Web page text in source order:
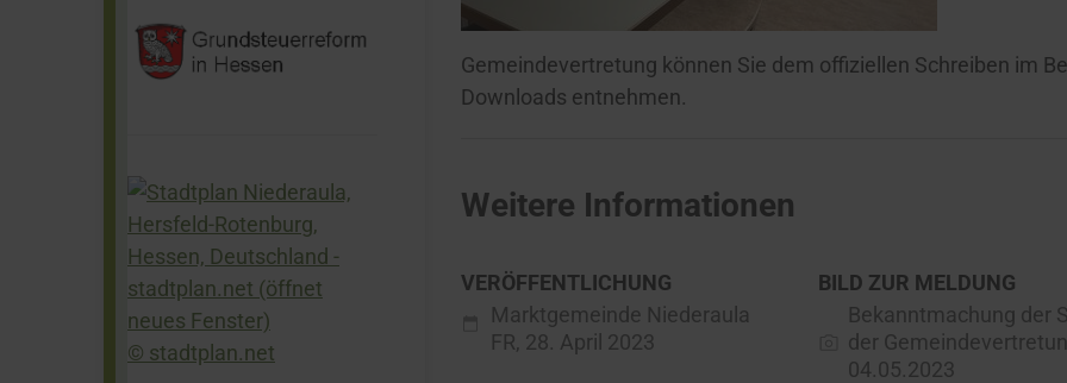
© stadtplan.net
Gemeindevertretung können Sie dem offiziellen Schreiben im
Downloads entnehmen.
Weitere Informationen
VERÖFFENTLICHUNG
Marktgemeinde Niederaula
FR, 28. April 2023
BILD ZUR MELDUNG
Bekanntmachung der
der
04.05.2023